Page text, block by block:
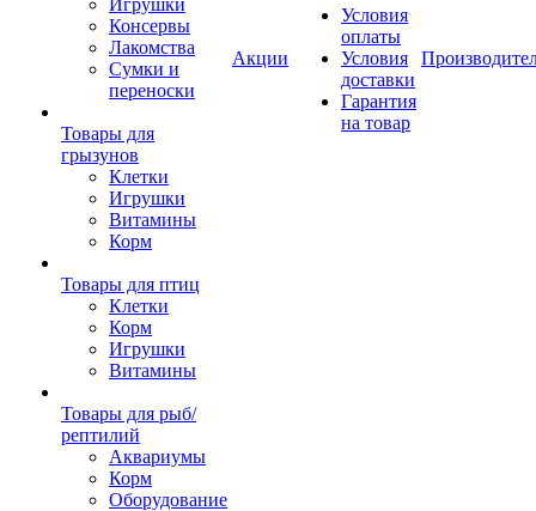
Консервы
Лакомства
Сумки и
переноски
Товары для
грызунов
Клетки
Игрушки
Витамины
Корм
Товары для птиц
Клетки
Корм
Игрушки
Витамины
Товары для рыб/
рептилий
Аквариумы
Корм
Оборудование
Акции
Условия
оплаты
Условия
доставки
Гарантия
на товар